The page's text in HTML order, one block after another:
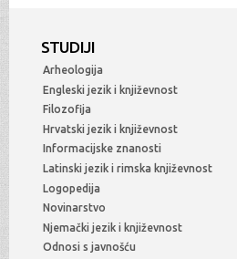
STUDIJI
Arheologija
Engleski jezik i književnost
Filozofija
Hrvatski jezik i književnost
Informacijske znanosti
Latinski jezik i rimska književnost
Logopedija
Novinarstvo
Njemački jezik i književnost
Odnosi s javnošću